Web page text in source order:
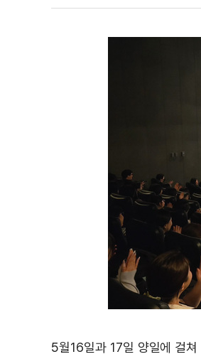
5월16일과 17일 양일에 걸쳐